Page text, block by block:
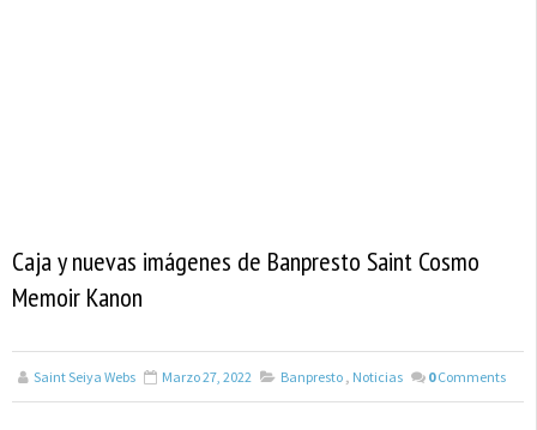
Caja y nuevas imágenes de Banpresto Saint Cosmo
Memoir Kanon
Saint Seiya Webs Marzo 27, 2022 Banpresto , Noticias 0 Comments